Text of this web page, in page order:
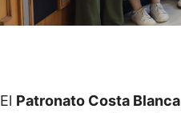
El Patronato Costa Blanca